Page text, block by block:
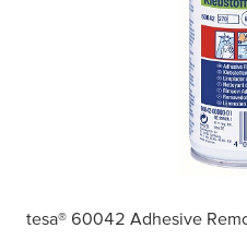
tesa® 60042 Adhesive